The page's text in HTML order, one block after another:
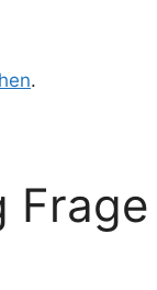
.
Frage